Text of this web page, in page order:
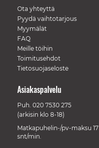
Ota yhteyttä
Pyydä vaihtotarjous
Myymälät
FAQ
Meille töihin
Toimitusehdot
Tietosuojaseloste
Asiakaspalvelu
Puh. 020 7530 275
(arkisin klo 8-18)
Matkapuhelin-/pv-maksu 17
snt/min.